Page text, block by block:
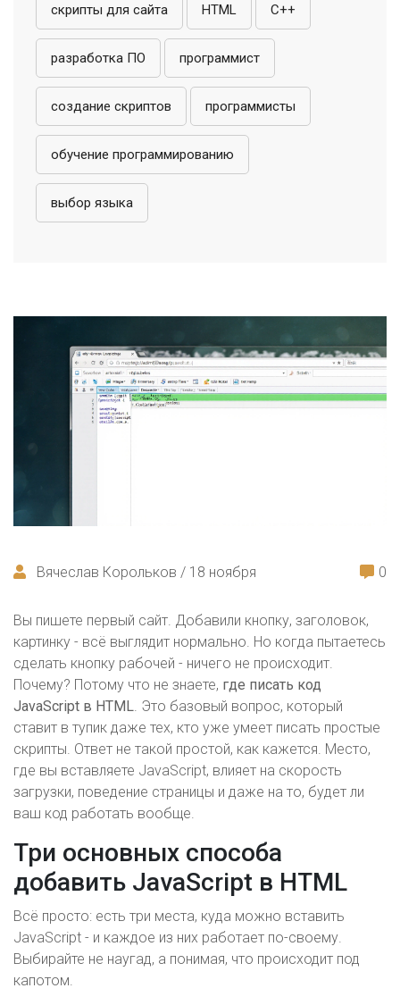
скрипты для сайта HTML C++
разработка ПО программист
создание скриптов программисты
обучение программированию
выбор языка
Вячеслав Корольков / 18 ноября 0
Вы пишете первый сайт. Добавили кнопку, заголовок,
картинку - всё выглядит нормально. Но когда пытаетесь
сделать кнопку рабочей - ничего не происходит.
Почему? Потому что не знаете, где писать код
JavaScript в HTML. Это базовый вопрос, который
ставит в тупик даже тех, кто уже умеет писать простые
скрипты. Ответ не такой простой, как кажется. Место,
где вы вставляете JavaScript, влияет на скорость
загрузки, поведение страницы и даже на то, будет ли
ваш код работать вообще.
Три основных способа
добавить JavaScript в HTML
Всё просто: есть три места, куда можно вставить
JavaScript - и каждое из них работает по-своему.
Выбирайте не наугад, а понимая, что происходит под
капотом.